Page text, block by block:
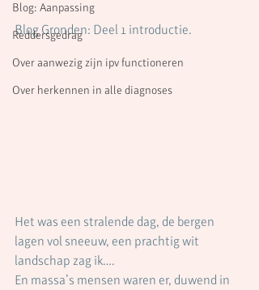
Blog: Aanpassing
Reddersgedrag
Over aanwezig zijn ipv functioneren
Over herkennen in alle diagnoses
Blog Gronden: Deel 1 introductie.
Het was een stralende dag, de bergen
lagen vol sneeuw, een prachtig wit
landschap zag ik….
En massa’s mensen waren er, duwend in